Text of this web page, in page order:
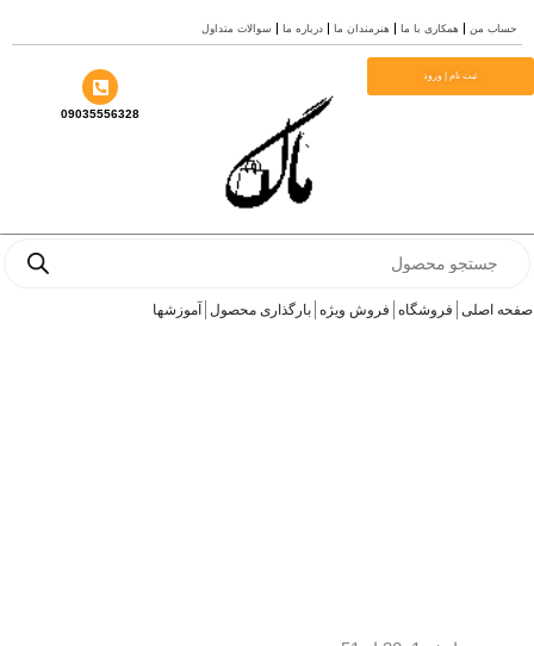
به
حساب من همکاری با ما هنرمندان ما درباره ما سوالات متداول
ثبت نام | ورود
09035556328
search
صفحه اصلی فروشگاه فروش ویژه بارگذاری محصول آموزشها